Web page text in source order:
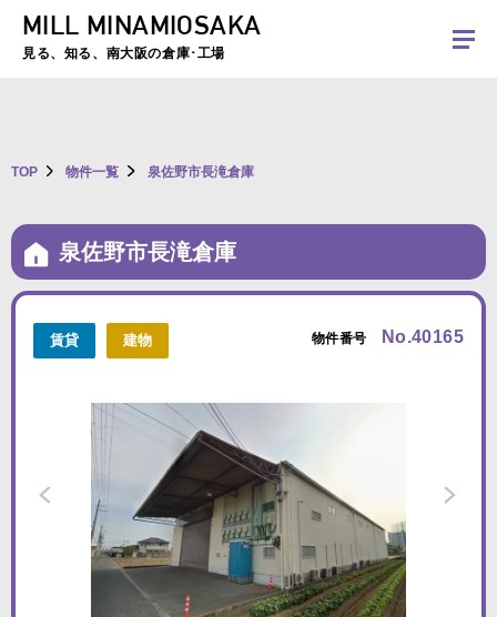
夏季休暇のお知らせ：2026年8月8日(土)～8月16日(日)まで休業とさせていた
MILL MINAMIOSAKA
見る、知る、南大阪の倉庫･工場
TOP 物件一覧 泉佐野市長滝倉庫
泉佐野市長滝倉庫
賃貸 建物 物件番号 No.40165